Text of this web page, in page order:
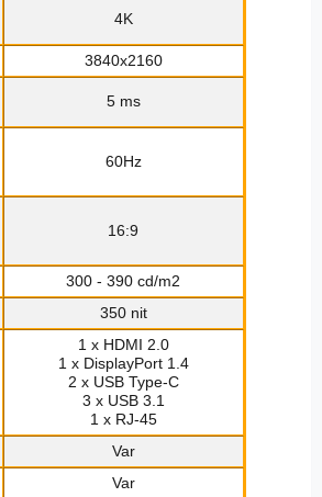
4K
3840x2160
5 ms
60Hz
16:9
300 - 390 cd/m2
350 nit
1 x HDMI 2.0
1 x DisplayPort 1.4
2 x USB Type-C
3 x USB 3.1
1 x RJ-45
Var
Var